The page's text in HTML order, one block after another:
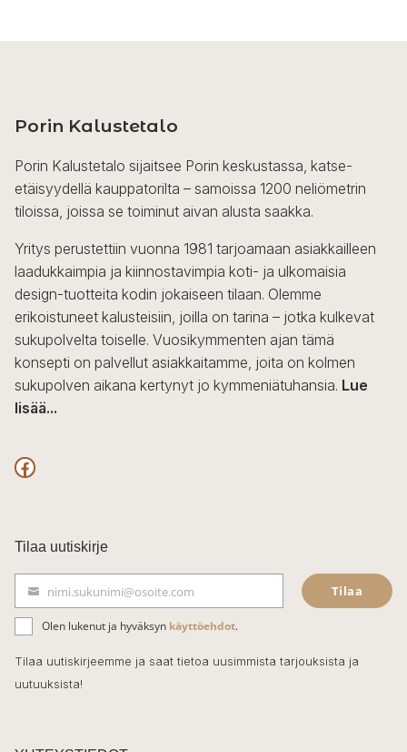
Porin Kalustetalo
Porin Kalustetalo sijaitsee Porin keskustassa, katse-
etäisyydellä kauppatorilta – samoissa 1200 neliömetrin
tiloissa, joissa se toiminut aivan alusta saakka.
Yritys perustettiin vuonna 1981 tarjoamaan asiakkailleen
laadukkaimpia ja kiinnostavimpia koti- ja ulkomaisia
design-tuotteita kodin jokaiseen tilaan. Olemme
erikoistuneet kalusteisiin, joilla on tarina – jotka kulkevat
sukupolvelta toiselle. Vuosikymmenten ajan tämä
konsepti on palvellut asiakkaitamme, joita on kolmen
sukupolven aikana kertynyt jo kymmeniätuhansia. Lue
lisää...
F
c
e
b
o
o
k
Tilaa uutiskirje
ä
h
k
nimi.sukunimi@osoite.com Tilaa
Olen lukenut ja hyväksyn käyttöehdot.
Tilaa uutiskirjeemme ja saat tietoa uusimmista tarjouksista ja
uutuuksista!